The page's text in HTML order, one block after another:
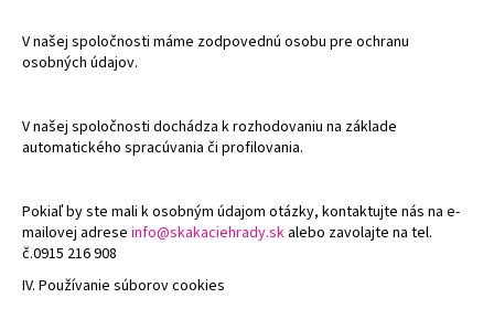
V našej spoločnosti máme zodpovednú osobu pre ochranu
osobných údajov.
V našej spoločnosti dochádza k rozhodovaniu na základe
automatického spracúvania či profilovania.
Pokiaľ by ste mali k osobným údajom otázky, kontaktujte nás na e-
mailovej adrese info@skakaciehrady.sk alebo zavolajte na tel.
č.0915 216 908
IV. Používanie súborov cookies